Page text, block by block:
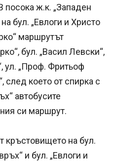
ж.к. „Западен
бул. „Евлоги и Христо
маршрутът
бул. „Васил Левски“,
ул. „Проф. Фритьоф
след което от спирка с
автобусите
си маршрут.
кръстовището на бул.
и бул. „Евлоги и